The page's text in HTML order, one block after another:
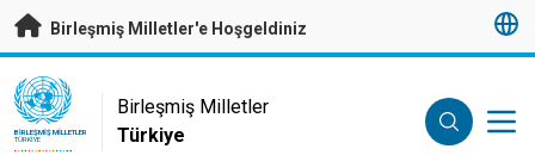
Esas içeriğe atla
Birleşmiş Milletler'e Hoşgeldiniz
UN Logo
BIRLEŞMIŞ MILLETLER
TÜRKIYE
Birleşmiş Milletler
Türkiye